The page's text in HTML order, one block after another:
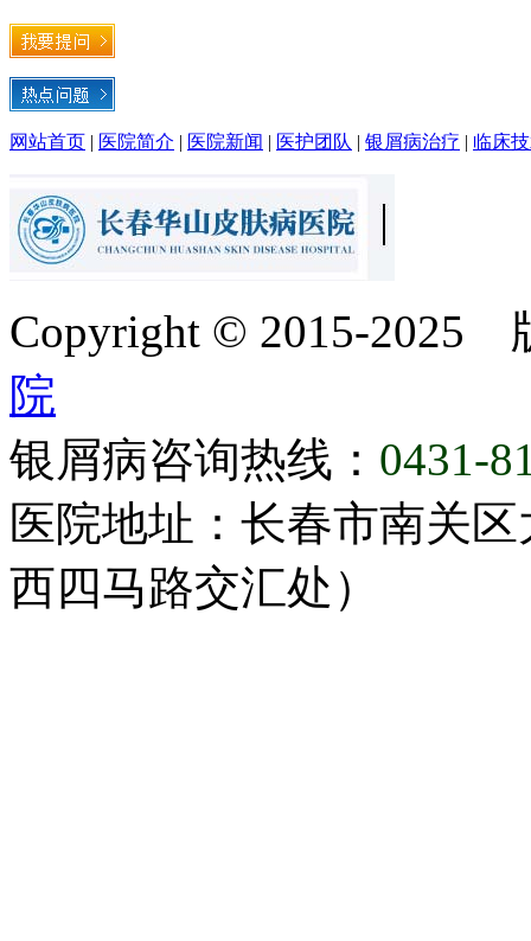
网站首页 | 医院简介 | 医院新闻 | 医护团队 | 银屑病治疗 | 临床
Copyright © 2015-2025
院
银屑病咨询热线： 0431-
医院地址：长春市南关
西四马路交汇处）